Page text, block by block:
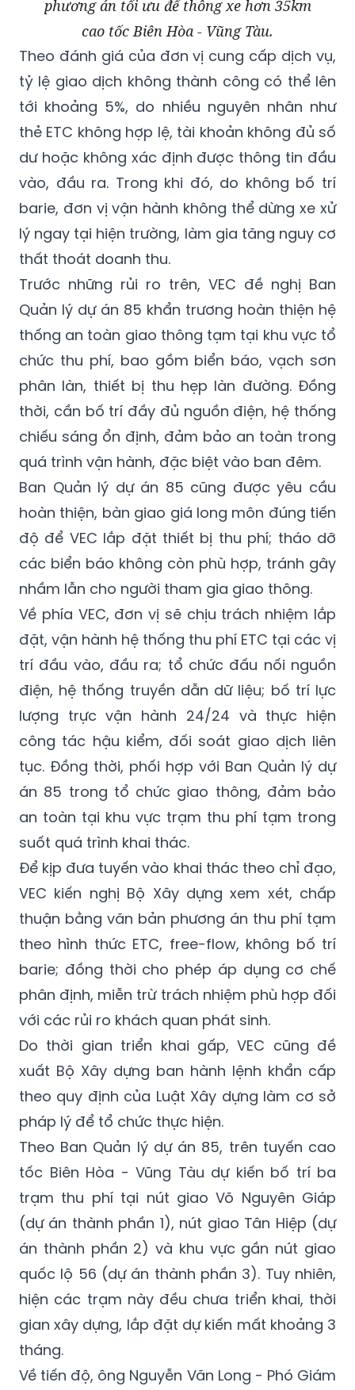
phương án tối ưu để thông xe hơn 35km
cao tốc Biên Hòa - Vũng Tàu.
Theo đánh giá của đơn vị cung cấp dịch vụ,
tỷ lệ giao dịch không thành công có thể lên
tới khoảng 5%, do nhiều nguyên nhân như
thẻ ETC không hợp lệ, tài khoản không đủ số
dư hoặc không xác định được thông tin đầu
vào, đầu ra. Trong khi đó, do không bố trí
barie, đơn vị vận hành không thể dừng xe xử
lý ngay tại hiện trường, làm gia tăng nguy cơ
thất thoát doanh thu.
Trước những rủi ro trên, VEC đề nghị Ban
Quản lý dự án 85 khẩn trương hoàn thiện hệ
thống an toàn giao thông tạm tại khu vực tổ
chức thu phí, bao gồm biển báo, vạch sơn
phân làn, thiết bị thu hẹp làn đường. Đồng
thời, cần bố trí đầy đủ nguồn điện, hệ thống
chiếu sáng ổn định, đảm bảo an toàn trong
quá trình vận hành, đặc biệt vào ban đêm.
Ban Quản lý dự án 85 cũng được yêu cầu
hoàn thiện, bàn giao giá long môn đúng tiến
độ để VEC lắp đặt thiết bị thu phí; tháo dỡ
các biển báo không còn phù hợp, tránh gây
nhầm lẫn cho người tham gia giao thông.
Về phía VEC, đơn vị sẽ chịu trách nhiệm lắp
đặt, vận hành hệ thống thu phí ETC tại các vị
trí đầu vào, đầu ra; tổ chức đấu nối nguồn
điện, hệ thống truyền dẫn dữ liệu; bố trí lực
lượng trực vận hành 24/24 và thực hiện
công tác hậu kiểm, đối soát giao dịch liên
tục. Đồng thời, phối hợp với Ban Quản lý dự
án 85 trong tổ chức giao thông, đảm bảo
an toàn tại khu vực trạm thu phí tạm trong
suốt quá trình khai thác.
Để kịp đưa tuyến vào khai thác theo chỉ đạo,
VEC kiến nghị Bộ Xây dựng xem xét, chấp
thuận bằng văn bản phương án thu phí tạm
theo hình thức ETC, free-flow, không bố trí
barie; đồng thời cho phép áp dụng cơ chế
phân định, miễn trừ trách nhiệm phù hợp đối
với các rủi ro khách quan phát sinh.
Do thời gian triển khai gấp, VEC cũng đề
xuất Bộ Xây dựng ban hành lệnh khẩn cấp
theo quy định của Luật Xây dựng làm cơ sở
pháp lý để tổ chức thực hiện.
Theo Ban Quản lý dự án 85, trên tuyến cao
tốc Biên Hòa - Vũng Tàu dự kiến bố trí ba
trạm thu phí tại nút giao Võ Nguyên Giáp
(dự án thành phần 1), nút giao Tân Hiệp (dự
án thành phần 2) và khu vực gần nút giao
quốc lộ 56 (dự án thành phần 3). Tuy nhiên,
hiện các trạm này đều chưa triển khai, thời
gian xây dựng, lắp đặt dự kiến mất khoảng 3
tháng.
Về tiến độ, ông Nguyễn Văn Long - Phó Giám